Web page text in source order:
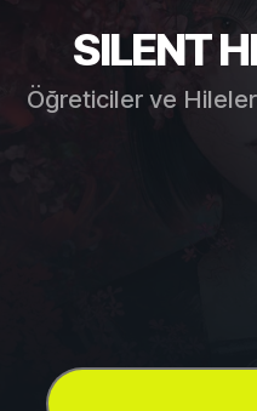
SILENT
Öğreticiler ve Hileler